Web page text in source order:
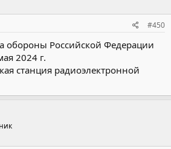
#450
обороны Российской Федерации
2024 г.
станция радиоэлектронной